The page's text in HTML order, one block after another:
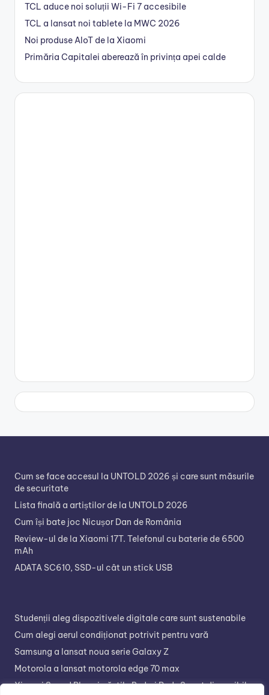
TCL aduce noi soluții Wi-Fi 7 accesibile
TCL a lansat noi tablete la MWC 2026
Noi produse AIoT de la Xiaomi
Primăria Capitalei aberează în privința apei calde
Cum se face accesul la UNTOLD 2026 și care sunt măsurile
de securitate
Lista finală a artiștilor de la UNTOLD 2026
Cum își bate joc Nicușor Dan de România
Review-ul de la Xiaomi 17T. Telefonul cu baterie de 6500
mAh
ADATA SC610, SSD-ul cât un stick USB
Studenții aleg dispozitivele digitale care sunt sustenabile
Cum alegi aerul condiționat potrivit pentru vară
Samsung a lansat noua serie Galaxy Z
Motorola a lansat motorola edge 70 max
Xiaomi Sound Play și căștile Redmi Buds 8 sunt disponibile